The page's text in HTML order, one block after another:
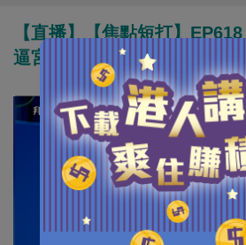
【直播】【焦點短打】
逼宮終退選 上演美式民主虛